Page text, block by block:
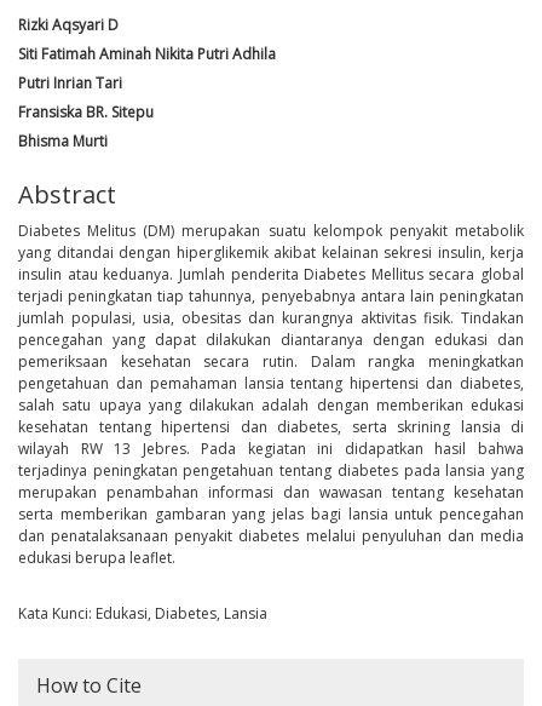
Rizki Aqsyari D
Siti Fatimah Aminah Nikita Putri Adhila
Putri Inrian Tari
Fransiska BR. Sitepu
Bhisma Murti
Abstract
Diabetes Melitus (DM) merupakan suatu kelompok penyakit metabolik
yang ditandai dengan hiperglikemik akibat kelainan sekresi insulin, kerja
insulin atau keduanya. Jumlah penderita Diabetes Mellitus secara global
terjadi peningkatan tiap tahunnya, penyebabnya antara lain peningkatan
jumlah populasi, usia, obesitas dan kurangnya aktivitas fisik. Tindakan
pencegahan yang dapat dilakukan diantaranya dengan edukasi dan
pemeriksaan kesehatan secara rutin. Dalam rangka meningkatkan
pengetahuan dan pemahaman lansia tentang hipertensi dan diabetes,
salah satu upaya yang dilakukan adalah dengan memberikan edukasi
kesehatan tentang hipertensi dan diabetes, serta skrining lansia di
wilayah RW 13 Jebres. Pada kegiatan ini didapatkan hasil bahwa
terjadinya peningkatan pengetahuan tentang diabetes pada lansia yang
merupakan penambahan informasi dan wawasan tentang kesehatan
serta memberikan gambaran yang jelas bagi lansia untuk pencegahan
dan penatalaksanaan penyakit diabetes melalui penyuluhan dan media
edukasi berupa leaflet.
Kata Kunci: Edukasi, Diabetes, Lansia
How to Cite